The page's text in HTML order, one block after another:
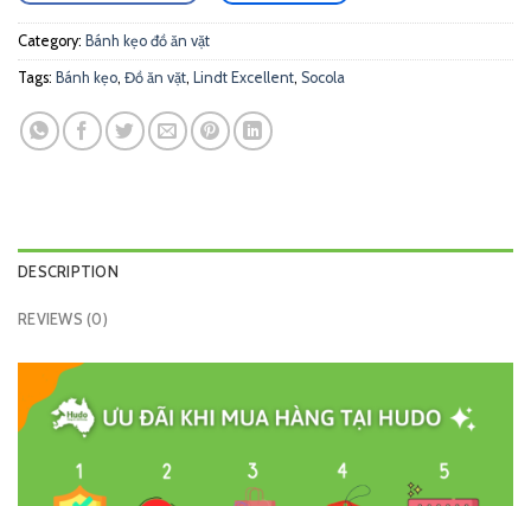
Category: Bánh kẹo đồ ăn vặt
Tags: Bánh kẹo, Đồ ăn vặt, Lindt Excellent, Socola
DESCRIPTION
REVIEWS (0)